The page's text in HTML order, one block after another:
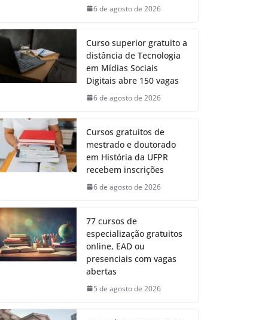
6 de agosto de 2026
Curso superior gratuito a
distância de Tecnologia
em Mídias Sociais
Digitais abre 150 vagas
6 de agosto de 2026
Cursos gratuitos de
mestrado e doutorado
em História da UFPR
recebem inscrições
6 de agosto de 2026
77 cursos de
especialização gratuitos
online, EAD ou
presenciais com vagas
abertas
5 de agosto de 2026